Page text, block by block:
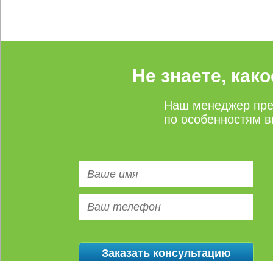
Не знаете,
Наш менеджер
по особенностям